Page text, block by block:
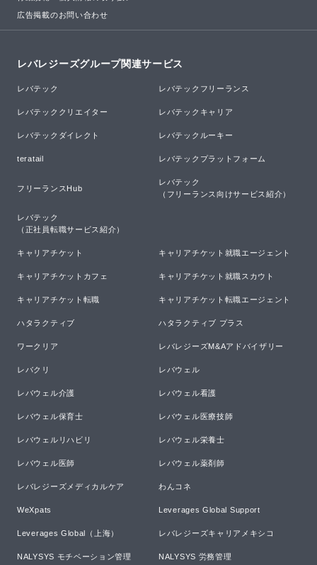
広告掲載のお問い合わせ
レバレジーズグループ関連サービス
レバテック レバテックフリーランス
レバテッククリエイター レバテックキャリア
レバテックダイレクト レバテックルーキー
teratail レバテックプラットフォーム
フリーランスHub
レバテック
（フリーランス向けサービス紹介）
レバテック
（正社員転職サービス紹介）
キャリアチケット キャリアチケット就職エージェント
キャリアチケットカフェ キャリアチケット就職スカウト
キャリアチケット転職 キャリアチケット転職エージェント
ハタラクティブ ハタラクティブ プラス
ワークリア レバレジーズM&Aアドバイザリー
レバクリ レバウェル
レバウェル介護 レバウェル看護
レバウェル保育士 レバウェル医療技師
レバウェルリハビリ レバウェル栄養士
レバウェル医師 レバウェル薬剤師
レバレジーズメディカルケア わんコネ
WeXpats Leverages Global Support
Leverages Global（上海） レバレジーズキャリアメキシコ
NALYSYS モチベーション管理 NALYSYS 労務管理